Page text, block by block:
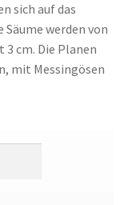
sich auf das
werden von
cm. Die Planen
mit Messingösen